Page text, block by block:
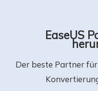
EaseUS
Der beste Partner